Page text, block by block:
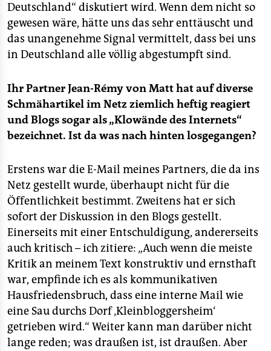
Deutschland“ diskutiert wird. Wenn dem nicht so
gewesen wäre, hätte uns das sehr enttäuscht und
das unangenehme Signal vermittelt, dass bei uns
in Deutschland alle völlig abgestumpft sind.
Ihr PartnerJean-Rémy von Matt hat auf diverse
Schmähartikel im Netz ziemlich heftig reagiert
und Blogs sogar als „Klowände des Internets“
bezeichnet. Ist da was nach hinten losgegangen?
Erstens war die E-Mail meines Partners, die da ins
Netz gestellt wurde, überhaupt nicht für die
Öffentlichkeit bestimmt. Zweitens hat er sich
sofort der Diskussion in den Blogs gestellt.
Einerseits mit einer Entschuldigung, andererseits
auch kritisch – ich zitiere: „Auch wenn die meiste
Kritik an meinem Text konstruktiv und ernsthaft
war, empfinde ich es als kommunikativen
Hausfriedensbruch, dass eine interne Mail wie
eine Sau durchs Dorf ‚Kleinbloggersheim‘
getrieben wird.“ Weiter kann man darüber nicht
lange reden; was draußen ist, ist draußen. Aber